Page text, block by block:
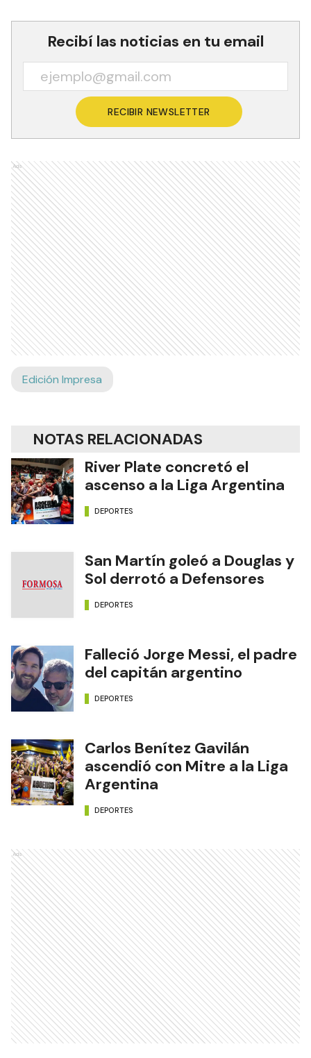
Recibí las noticias en tu email
RECIBIR NEWSLETTER
Ads
Edición Impresa
NOTAS RELACIONADAS
River Plate concretó el
ascenso a la Liga Argentina
DEPORTES
San Martín goleó a Douglas y
Sol derrotó a Defensores
DEPORTES
Falleció Jorge Messi, el padre
del capitán argentino
DEPORTES
Carlos Benítez Gavilán
ascendió con Mitre a la Liga
Argentina
DEPORTES
Ads